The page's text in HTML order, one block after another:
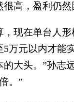
高，盈利仍然
在单台人形
5万元以内才能
大头。”孙志
。”